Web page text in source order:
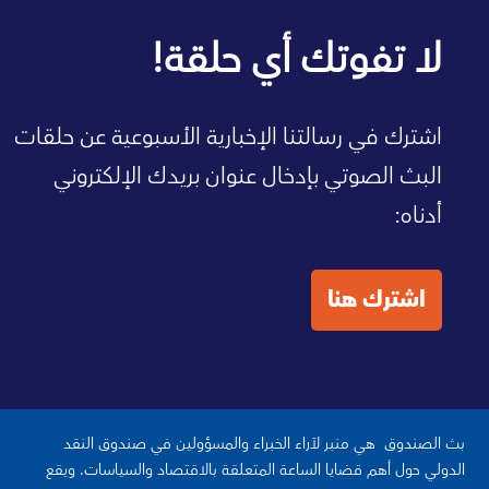
صفحة الصندوق الرئيسية
لا تفوتك أي حلقة!
اشترك في رسالتنا الإخبارية الأسبوعية عن حلقات
البث الصوتي بإدخال عنوان بريدك الإلكتروني
أدناه:
اشترك هنا
بث الصندوق هي منبر لآراء الخبراء والمسؤولين في صندوق النقد
الدولي حول أهم قضايا الساعة المتعلقة بالاقتصاد والسياسات. ويقع